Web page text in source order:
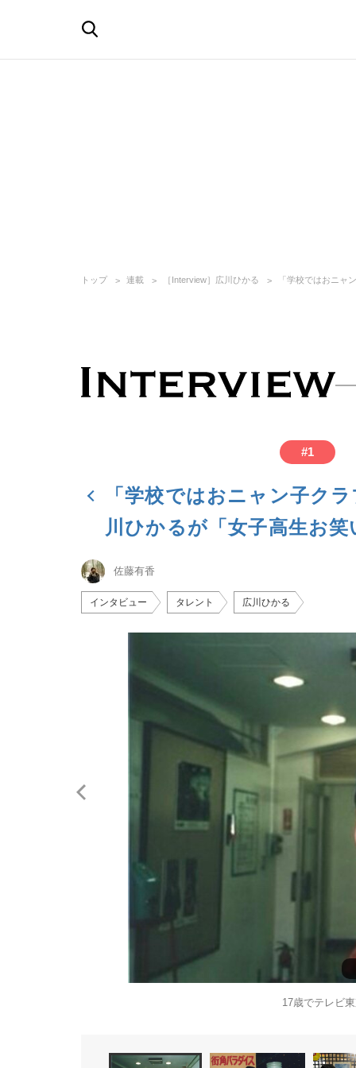
トップ 連載 ［Interview］広川ひかる 「学校ではおニャ
#1
「学校ではおニャン子ク
川ひかるが「女子高生お
佐藤有香
インタビュー タレント 広川ひかる
17歳でテレビ